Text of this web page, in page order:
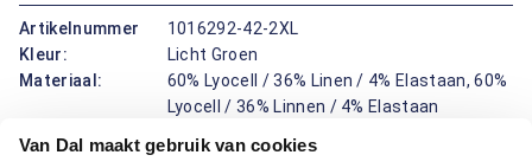
Van Dal maakt gebruik van cookies
Artikelnummer
1016292-42-2XL
Kleur:
Licht Groen
Materiaal:
60% Lyocell / 36% Linen / 4% Elastaan, 60%
Lyocell / 36% Linnen / 4% Elastaan